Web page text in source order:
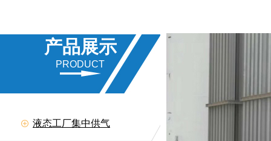
产品展示
PRODUCT
液态工厂集中供气